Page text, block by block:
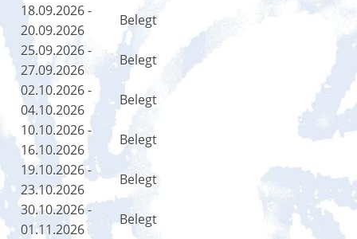
18.09.2026 -
20.09.2026
Belegt
25.09.2026 -
27.09.2026
Belegt
02.10.2026 -
04.10.2026
Belegt
10.10.2026 -
16.10.2026
Belegt
19.10.2026 -
23.10.2026
Belegt
30.10.2026 -
01.11.2026
Belegt